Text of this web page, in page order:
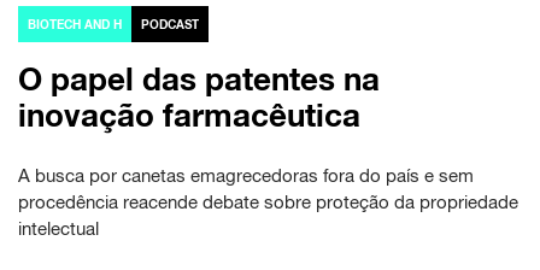
BIOTECH AND H PODCAST
O papel das patentes na
inovação farmacêutica
A busca por canetas emagrecedoras fora do país e sem
procedência reacende debate sobre proteção da propriedade
intelectual